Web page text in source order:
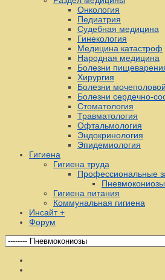
Онкология
Педиатрия
Судебная медицина
Гинекология
Медицина катастроф
Народная медицина
Болезни
Хирургия
Болезни
Болезни сердечно-
Стоматология
Травматология
Офтальмология
Эндокринология
Эпидемиология
Гигиена
Гигиена труда
Профессиональные
Пневмокониозы
Гигиена питания
Коммунальная гигиена
Инсайт +
Форум